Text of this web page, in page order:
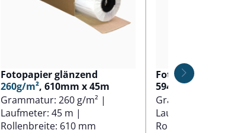
Fotopapier glänzend
260g/m², 610mm x 45m
Grammatur: 260 g/m² |
Laufmeter: 45 m |
Rollenbreite: 610 mm
Fotopapier matt
594mm x 30m
Grammatur:
Laufmeter:
Rollenbreite: